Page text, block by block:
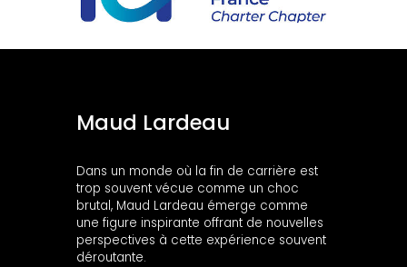
Maud Lardeau
Dans un monde où la fin de carrière est
trop souvent vécue comme un choc
brutal, Maud Lardeau émerge comme
une figure inspirante offrant de nouvelles
perspectives à cette expérience souvent
déroutante.